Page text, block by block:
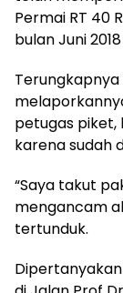
Permai RT 40
bulan Juni
petugas
karena sudah
“Saya takut
mengancam
tertunduk.